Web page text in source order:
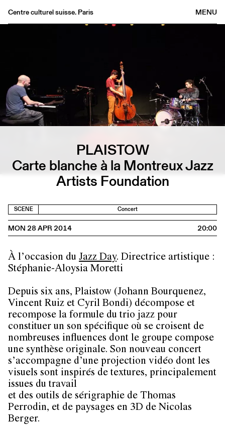
MENU
Centre culturel suisse. Paris
Archives
Medias
Publications
About
PLAISTOW
Carte blanche à la Montreux Jazz
Artists Foundation
SCENE Concert
MON 28 APR 2014 20:00
À l’occasion du Jazz Day. Directrice artistique :
Stéphanie-Aloysia Moretti
Depuis six ans, Plaistow (Johann Bourquenez,
Vincent Ruiz et Cyril Bondi) décompose et
recompose la formule du trio jazz pour
constituer un son spécifique où se croisent de
nombreuses influences dont le groupe compose
une synthèse originale. Son nouveau concert
s’accompagne d’une projection vidéo dont les
visuels sont inspirés de textures, principalement
issues du travail
et des outils de sérigraphie de Thomas
Perrodin, et de paysages en 3D de Nicolas
Berger.